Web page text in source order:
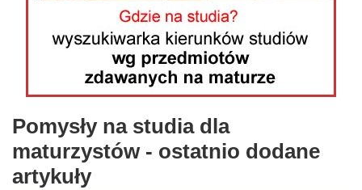
Pomysły na studia dla
maturzystów - ostatnio dodane
artykuły